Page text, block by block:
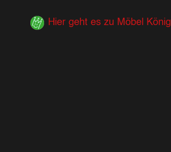
Hier geht es zu Möbel König